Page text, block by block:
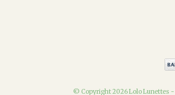
© Copyright 2026 Lolo Lunettes -